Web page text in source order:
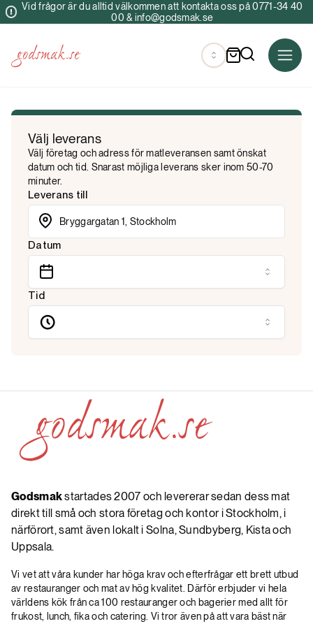
Vid frågor är du alltid välkommen att kontakta oss på 0771-34 40
00 & info@godsmak.se
Välj leverans
Välj företag och adress för matleveransen samt önskat
datum och tid. Snarast möjliga leverans sker inom 50-70
minuter.
Leverans till
Datum
Tid
Godsmakstartades 2007 och levererar sedan dess mat
direkt till små och stora företag och kontor i Stockholm, i
närförort, samt även lokalt i Solna, Sundbyberg, Kista och
Uppsala.
Vi vet att våra kunder har höga krav och efterfrågar ett brett utbud
av restauranger och mat av hög kvalitet. Därför erbjuder vi hela
världens kök från ca 100 restauranger och bagerier med allt för
frukost, lunch, fika och catering. Vi tror även på att vara bäst när